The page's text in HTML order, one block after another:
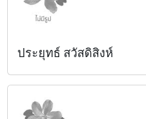
ประยุทธ์ สวัสดิสิงห์